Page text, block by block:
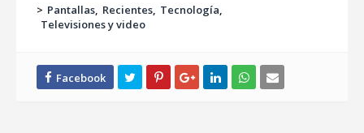
> Pantallas Recientes Tecnología
Televisiones y video